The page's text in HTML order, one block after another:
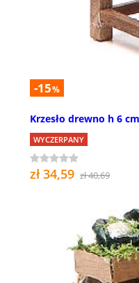
-15%
Krzesło drewno h 6
WYCZERPANY
zł 34,59 zł 40,69